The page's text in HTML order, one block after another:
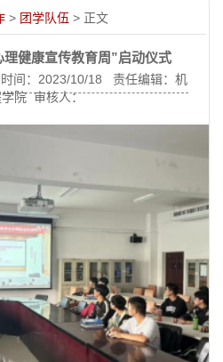
> 团学队伍 > 正文
健康宣传教育周”启动仪式
间：2023/10/18 责任编辑：机
学院 审核人：